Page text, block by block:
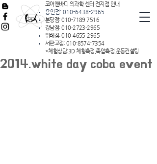
코어앤바디 의과학 센터 전지점 안내
용인점: 010-6438-2965
분당점:010-7189 7516
강남점:010-2723-2965
위례점:010-4655-2965
서판교점:010-8574-7354
*체험상담:3D 체형측정,족압측정,운동컨설팅
2014.white day coba event